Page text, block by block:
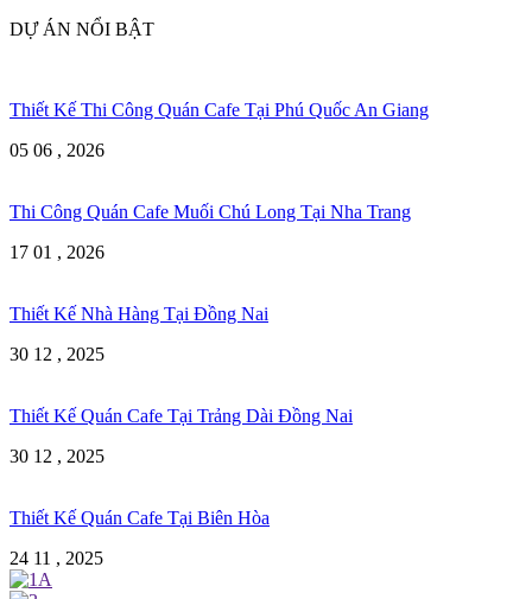
DỰ ÁN NỔI BẬT
Thiết Kế Thi Công Quán Cafe Tại Phú Quốc An Giang
05 06 , 2026
Thi Công Quán Cafe Muối Chú Long Tại Nha Trang
17 01 , 2026
Thiết Kế Nhà Hàng Tại Đồng Nai
30 12 , 2025
Thiết Kế Quán Cafe Tại Trảng Dài Đồng Nai
30 12 , 2025
Thiết Kế Quán Cafe Tại Biên Hòa
24 11 , 2025